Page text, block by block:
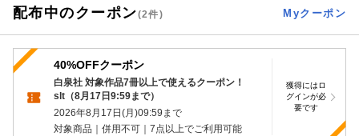
配布中のクーポン(2件) Myクーポン
40%OFFクーポン
白泉社 対象作品7冊以上で使えるクーポン！
slt（8月17日9:59まで）
2026年8月17日(月)09:59 まで
対象商品｜併用不可｜7点以上でご利用可能
獲得にはロ
グインが必
要です